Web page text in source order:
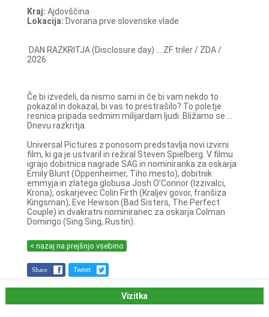
Kraj: Ajdovščina
Lokacija: Dvorana prve slovenske vlade
DAN RAZKRITJA (Disclosure day) ... ZF triler / ZDA /
2026
Če bi izvedeli, da nismo sami in če bi vam nekdo to
pokazal in dokazal, bi vas to prestrašilo? To poletje
resnica pripada sedmim milijardam ljudi. Bližamo se ...
Dnevu razkritja.
Universal Pictures z ponosom predstavlja novi izvirni
film, ki ga je ustvaril in režiral Steven Spielberg. V filmu
igrajo dobitnica nagrade SAG in nominiranka za oskarja
Emily Blunt (Oppenheimer, Tiho mesto), dobitnik
emmyja in zlatega globusa Josh O’Connor (Izzivalci,
Krona), oskarjevec Colin Firth (Kraljev govor, franšiza
Kingsman), Eve Hewson (Bad Sisters, The Perfect
Couple) in dvakratni nominiranec za oskarja Colman
Domingo (Sing Sing, Rustin).
< nazaj na prejšnjo vsebino
Share Tweet
Vizitka